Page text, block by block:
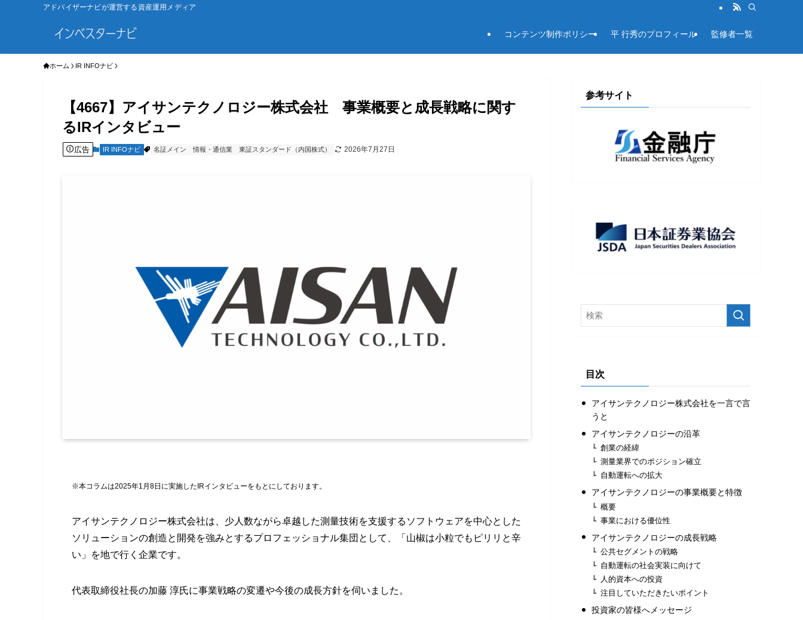
アドバイザーナビが運営する資産運用メディア
コンテンツ制作ポリシー 平 行秀のプロフィール 監修者一覧
ホーム IR INFOナビ
【4667】アイサンテクノロジー株式会社 事業概要と成長戦略に関す
るIRインタビュー
広告 IR INFOナビ 名証メイン 情報・通信業 東証スタンダード（内国株式） 2026年7月27日
※本コラムは2025年1月8日に実施したIRインタビューをもとにしております。
アイサンテクノロジー株式会社は、少人数ながら卓越した測量技術を支援するソフトウェアを中心とした
ソリューションの創造と開発を強みとするプロフェッショナル集団として、「山椒は小粒でもピリリと辛
い」を地で行く企業です。
代表取締役社長の加藤 淳氏に事業戦略の変遷や今後の成長方針を伺いました。
参考サイト
目次
アイサンテクノロジー株式会社を一言で言
うと
アイサンテクノロジーの沿革
創業の経緯
測量業界でのポジション確立
自動運転への拡大
アイサンテクノロジーの事業概要と特徴
概要
事業における優位性
アイサンテクノロジーの成長戦略
公共セグメントの戦略
自動運転の社会実装に向けて
人的資本への投資
注目していただきたいポイント
投資家の皆様へメッセージ